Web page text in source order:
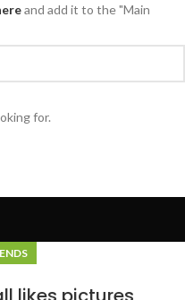
and add it to the "Main
for.